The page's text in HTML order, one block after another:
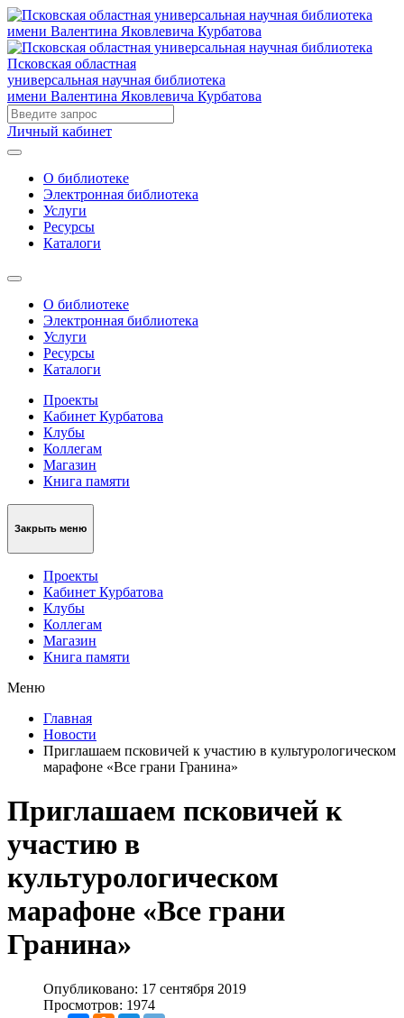
Псковская областная
универсальная научная библиотека
имени Валентина Яковлевича Курбатова
Личный кабинет
О библиотеке
Электронная библиотека
Услуги
Ресурсы
Каталоги
О библиотеке
Электронная библиотека
Услуги
Ресурсы
Каталоги
Проекты
Кабинет Курбатова
Клубы
Коллегам
Магазин
Книга памяти
Закрыть меню
Проекты
Кабинет Курбатова
Клубы
Коллегам
Магазин
Книга памяти
Меню
Главная
Новости
Приглашаем псковичей к участию в культурологическом
марафоне «Все грани Гранина»
Приглашаем псковичей к
участию в
культурологическом
марафоне «Все грани
Гранина»
Опубликовано: 17 сентября 2019
Просмотров: 1974